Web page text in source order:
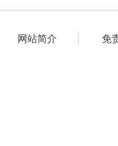
网站简介 免